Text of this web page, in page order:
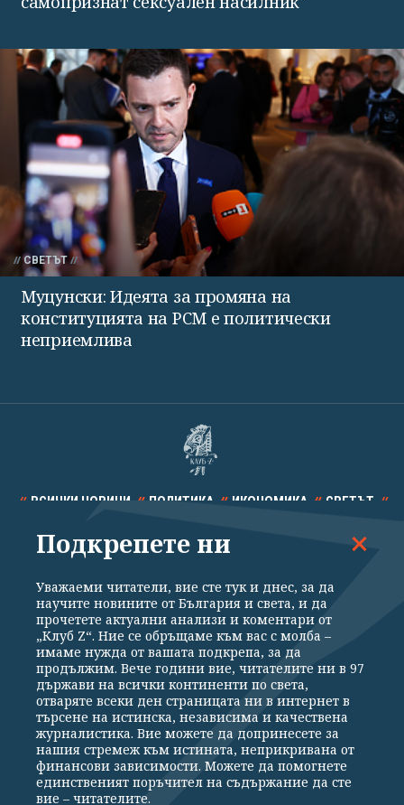
СВЕТЪТ
Муцунски: Идеята за промяна на
конституцията на РСМ е политически
неприемлива
ВСИЧКИ НОВИНИ ПОЛИТИКА ИКОНОМИКА СВЕТЪТ
СПОРТ КУЛТУРА ТЕХНОЛОГИИ КАЛЕЙДОСКОП
Общи условия
Политика за поверителност
Реклама
Партньори Контакти
За Клуб Z
Екип
Подкрепете ни
Издател на www.clubz.bg е „Клуб Зебра Медия“ ЕООД, София, ул. "Алеко
Константинов" 3. Всички права запазени 2026 „Клуб Зебра Медия“
Подкрепете ни
Уважаеми читатели, вие сте тук и днес, за да
научите новините от България и света, и да
прочетете актуални анализи и коментари от
„Клуб Z“. Ние се обръщаме към вас с молба –
имаме нужда от вашата подкрепа, за да
продължим. Вече години вие, читателите ни в 97
държави на всички континенти по света,
отваряте всеки ден страницата ни в интернет в
търсене на истинска, независима и качествена
журналистика. Вие можете да допринесете за
нашия стремеж към истината, неприкривана от
финансови зависимости. Можете да помогнете
единственият поръчител на съдържание да сте
вие – читателите.